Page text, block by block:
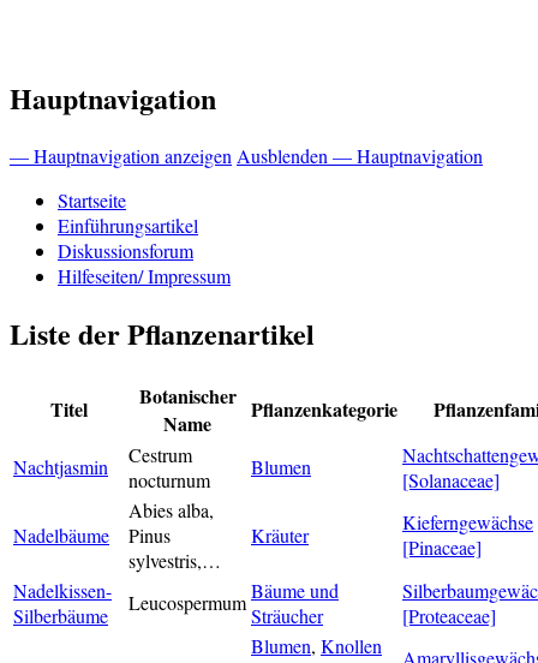
Hauptnavigation
— Hauptnavigation anzeigen Ausblenden — Hauptnavigation
Startseite
Einführungsartikel
Diskussionsforum
Hilfeseiten/ Impressum
Liste der Pflanzenartikel
Titel
Botanischer
Name
Pflanzenkategorie
Nachtjasmin
Cestrum
nocturnum
Blumen
[Solanaceae]
Nadelbäume
Abies alba,
Pinus
sylvestris,…
Kräuter
Kieferngewächse
[Pinaceae]
Nadelkissen-
Silberbäume
LeucospermumBäume und
Sträucher
[Proteaceae]
Blumen, Knollen